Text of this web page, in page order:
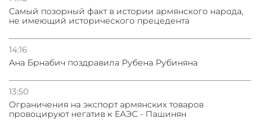
Самый позорный факт в истории армянского народа,
не имеющий исторического прецедента
14:16
Ана Брнабич поздравила Рубена Рубиняна
13:50
Oграничения на экспорт армянских товаров
провоцируют негатив к ЕАЭС - Пашинян